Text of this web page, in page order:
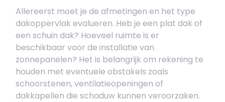
Allereerst moet je de afmetingen en het type
dakoppervlak evalueren. Heb je een plat dak of
een schuin dak? Hoeveel ruimte is er
beschikbaar voor de installatie van
zonnepanelen? Het is belangrijk om rekening te
houden met eventuele obstakels zoals
schoorstenen, ventilatieopeningen of
dakkapellen die schaduw kunnen veroorzaken.